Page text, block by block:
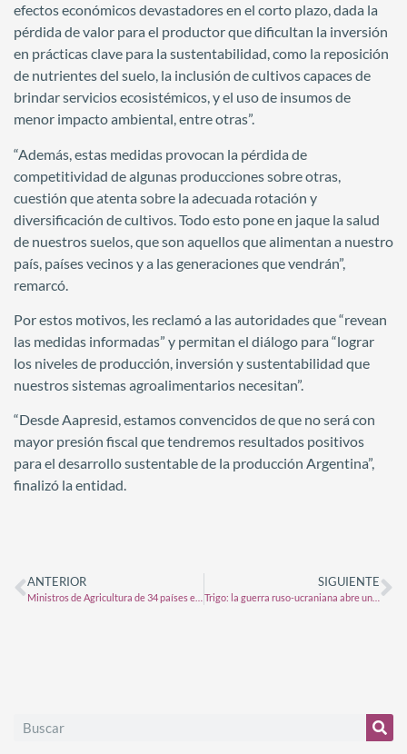
efectos económicos devastadores en el corto plazo, dada la
pérdida de valor para el productor que dificultan la inversión
en prácticas clave para la sustentabilidad, como la reposición
de nutrientes del suelo, la inclusión de cultivos capaces de
brindar servicios ecosistémicos, y el uso de insumos de
menor impacto ambiental, entre otras”.
“Además, estas medidas provocan la pérdida de
competitividad de algunas producciones sobre otras,
cuestión que atenta sobre la adecuada rotación y
diversificación de cultivos. Todo esto pone en jaque la salud
de nuestros suelos, que son aquellos que alimentan a nuestro
país, países vecinos y a las generaciones que vendrán”,
remarcó.
Por estos motivos, les reclamó a las autoridades que “revean
las medidas informadas” y permitan el diálogo para “lograr
los niveles de producción, inversión y sustentabilidad que
nuestros sistemas agroalimentarios necesitan”.
“Desde Aapresid, estamos convencidos de que no será con
mayor presión fiscal que tendremos resultados positivos
para el desarrollo sustentable de la producción Argentina”,
finalizó la entidad.
ANTERIOR SIGUIENTE
Trigo: la guerra ruso-ucraniana abre un gran interrogante sobre el precio de los fertilizantes